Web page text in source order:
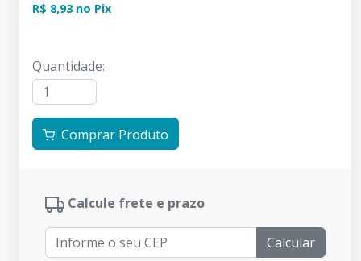
R$ 8,93 no Pix
Quantidade:
Comprar Produto
Calcule frete e prazo
Calcular